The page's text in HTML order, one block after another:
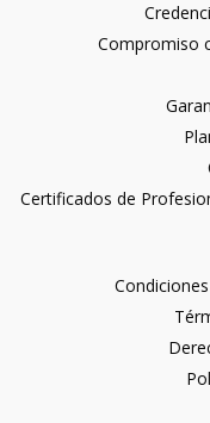
Compromiso
Certificados de